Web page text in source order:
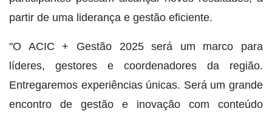
partir de uma liderança e gestão eficiente.
"O ACIC + Gestão 2025 será um marco para
líderes, gestores e coordenadores da região.
Entregaremos experiências únicas. Será um grande
encontro de gestão e inovação com conteúdo